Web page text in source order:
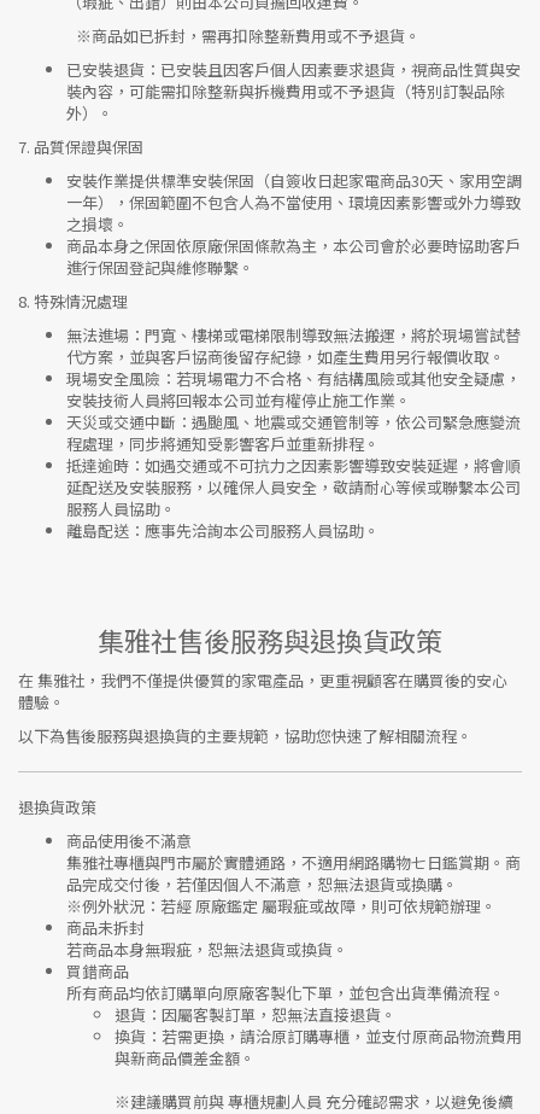
※商品如已拆封，需再扣除整新費用或不予退貨。
已安裝退貨 ：已安裝且因客戶個人因素要求退貨，視商品性質與安
裝內容，可能需扣除整新與拆機費用或不予退貨（特別訂製品除
外）。
7. 品質保證與保固
安裝作業提供標準安裝保固（自簽收日起家電商品30天、家用空調
一年），保固範圍不包含人為不當使用、環境因素影響或外力導致
之損壞。
商品本身之保固依原廠保固條款為主，本公司會於必要時協助客戶
進行保固登記與維修聯繫。
8. 特殊情況處理
無法進場 ：門寬、樓梯或電梯限制導致無法搬運，將於現場嘗試替
代方案，並與客戶協商後留存紀錄，如產生費用另行報價收取。
現場安全風險 ： 若現場電力不合格、有結構風險或其他安全疑慮，
安裝技術人員將回報本公司並有權停止施工作業。
天災或交通中斷 ：遇颱風、地震或交通管制等，依公司緊急應變流
程處理，同步將通知受影響客戶並重新排程。
抵達逾時 ：如遇交通或不可抗力之因素影響導致安裝延遲，將會順
延配送及安裝服務，以確保人員安全，敬請耐心等候或聯繫本公司
服務人員協助。
離島配送 ：應事先洽詢本公司服務人員協助。
集雅社售後服務與退換貨政策
在集雅社 ，我們不僅提供優質的家電產品，更重視顧客在購買後的安心
體驗。
以下為售後服務與退換貨的主要規範，協助您快速了解相關流程。
退換貨政策
商品使用後不滿意
集雅社專櫃與門市屬於實體通路，不適用網路購物七日鑑賞期 。商
品完成交付後，若僅因個人不滿意，恕無法退貨或換購。
※例外狀況：若經 原廠鑑定 屬瑕疵或故障，則可依規範辦理。
商品未拆封
若商品本身無瑕疵，恕無法退貨或換貨。
買錯商品
所有商品均依訂購單向原廠客製化下單 ，並包含出貨準備流程。
退貨 ：因屬客製訂單，恕無法直接退貨。
換貨 ：若需更換，請洽原訂購專櫃，並支付原商品物流費用
與新商品價差金額 。
※建議購買前與專櫃規劃人員 充分確認需求，以避免後續